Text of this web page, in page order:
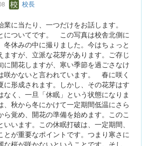
校長
業に当たり、一つだけをお話します。
についてです。 この写真は校舎北側に
冬休みの中に撮りました。今はちょっと
ますが、立派な花芽があります。ご存じ
に開花しますが、寒い季節を過ごさなけ
咲かないと言われています。 春に咲く
に形成されます。しかし、その花芽はす
なく、一旦「休眠」という状態になりま
、秋から冬にかけて一定期間低温にさら
ら覚め、開花の準備を始めます。このこ
います。この休眠打破は、一定期間、
とが重要なポイントです。つまり寒さに